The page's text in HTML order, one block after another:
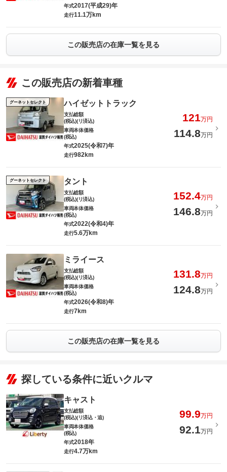
年式2017(平成29)年
走行11.1万km
この販売店の在庫一覧を見る
この販売店の新着車種
グーネットセレクト ハイゼットトラック
支払総額
(税込)(リ済込)
121万円
車両本体価格
(税込)
114.8万円
年式2025(令和7)年
走行982km
グーネットセレクト タント
支払総額
(税込)(リ済込)
152.4万円
車両本体価格
(税込)
146.8万円
年式2022(令和4)年
走行5.6万km
ミライース
支払総額
(税込)(リ済込)
131.8万円
車両本体価格
(税込)
124.8万円
年式2026(令和8)年
走行7km
この販売店の在庫一覧を見る
探している条件に近いクルマ
キャスト
支払総額
(税込)(リ済込・追)
99.9万円
車両本体価格
(税込)
92.1万円
年式2018年
走行4.7万km